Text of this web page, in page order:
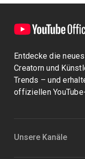
Entdecke die
Creatorn und
Trends – und
offiziellen
Unsere Kanäle